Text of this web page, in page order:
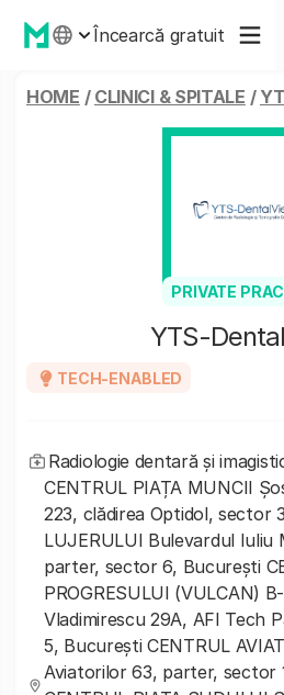
Încearcă gratuit
HOME / CLINICI & SPITALE /
PRIVATE
YTS-
TECH-ENABLED
Radiologie dentară și
CENTRUL PIAȚA MUNCII
223, clădirea Optidol, sector
LUJERULUI Bulevardul Iuliu
parter, sector 6, București
PROGRESULUI (VULCAN)
Vladimirescu 29A, AFI Tech
5, București CENTRUL
Aviatorilor 63, parter, sector